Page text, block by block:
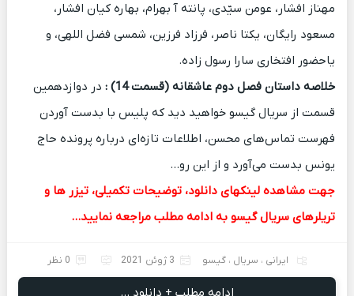
مهناز افشار، عومن سیّدی، پانته آ بهرام، بهاره کیان افشار،
مسعود رایگان، یکتا ناصر، فرزاد فرزین، شمسی فضل اللهی، و
یاحضور افتخاری سارا رسول زاده.
خلاصه داستان فصل دوم عاشقانه (قسمت 14)
: در دوازدهمین
قسمت از سریال گیسو خواهید دید که پلیس با بدست آوردن
فهرست تماس‌های محسن، اطلاعات تازه‌ای درباره پرونده حاج
یونس بدست می‌آورد و از این رو…
جهت مشاهده لینکهای دانلود، توضیحات تکمیلی، تیزر ها و
تریلرهای سریال گیسو به ادامه مطلب مراجعه نمایید…
ایرانی ، سریال ، گیسو 3 ژوئن 2021 0 نظر
ادامه مطلب + دانلود ...